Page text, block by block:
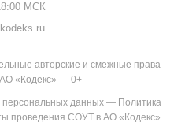
МСК
авторские и смежные права
«Кодекс» — 0+
данных— Политика
проведения СОУТ в АО «Кодекс»